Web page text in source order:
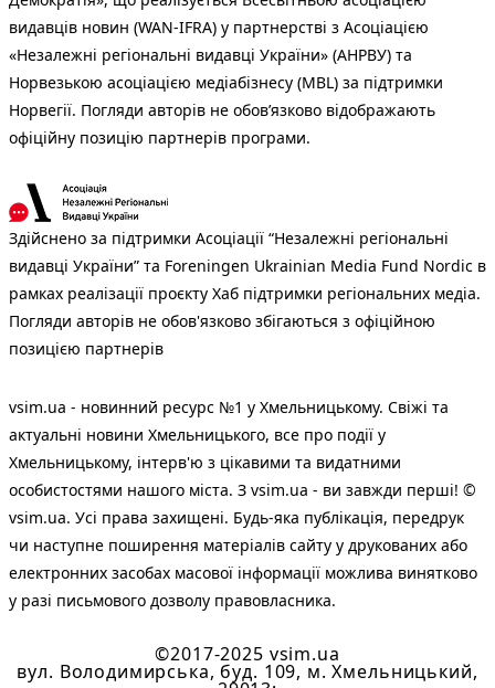
видавців новин (WAN-IFRA) у партнерстві з Асоціацією
«Незалежні регіональні видавці України» (АНРВУ) та
Норвезькою асоціацією медіабізнесу (MBL) за підтримки
Норвегії. Погляди авторів не обов’язково відображають
офіційну позицію партнерів програми.
Здійснено за підтримки Асоціації “Незалежні регіональні
видавці України” та Foreningen Ukrainian Media Fund Nordic в
рамках реалізації проєкту Хаб підтримки регіональних медіа.
Погляди авторів не обов'язково збігаються з офіційною
позицією партнерів
vsim.ua - новинний ресурс №1 у Хмельницькому. Свіжі та
актуальні новини Хмельницького, все про події у
Хмельницькому, інтерв'ю з цікавими та видатними
особистостями нашого міста. З vsim.ua - ви завжди перші! ©
vsim.ua. Усі права захищені. Будь-яка публiкацiя, передрук
чи наступне поширення матеріалів сайту у друкованих або
електронних засобах масової інформації можлива винятково
у разі письмового дозволу правовласника.
©2017-2025 vsim.ua
вул. Володимирська, буд. 109, м. Хмельницький,